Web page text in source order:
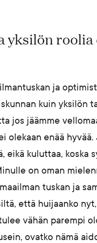
roolia
ja
kuin yksilön
jos jäämme
olekaan enää
eikä kuluttaa, koska
on oman
tuskan ja
että huijaanko
vähän parempi
ovatko nämä